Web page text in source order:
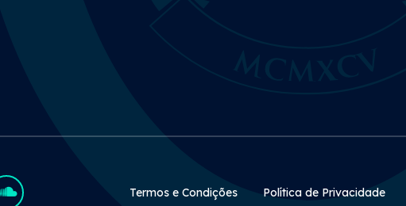
Rodapé Secundário
Termos e Condições Política de Privacidade